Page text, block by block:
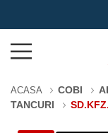
ACASA COBI
TANCURI